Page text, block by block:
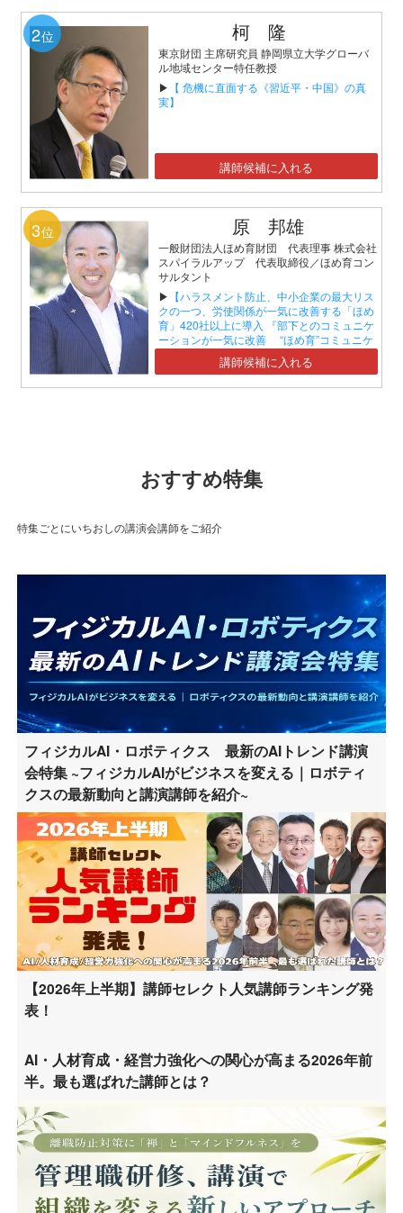
2位 柯 隆
東京財団 主席研究員 静岡県立大学グローバ
ル地域センター特任教授
▶ 【 危機に直面する《習近平・中国》の真
実】
講師候補に入れる
3位 原 邦雄
一般財団法人ほめ育財団 代表理事 株式会社
スパイラルアップ 代表取締役／ほめ育コン
サルタント
▶ 【ハラスメント防止、中小企業の最大リス
クの一つ、労使関係が一気に改善する「ほめ
育」420社以上に導入 『部下とのコミュニケ
ーションが一気に改善 “ほめ育”コミュニケ
ーションセミナー』】講師候補に入れる
おすすめ特集
特集ごとにいちおしの講演会講師をご紹介
フィジカルAI・ロボティクス 最新のAIトレンド講演
会特集 ~フィジカルAIがビジネスを変える｜ロボティ
クスの最新動向と講演講師を紹介~
【2026年上半期】講師セレクト人気講師ランキング発
表！
AI・人材育成・経営力強化への関心が高まる2026年前
半。最も選ばれた講師とは？